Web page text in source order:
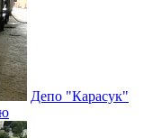
Депо "Карасук"